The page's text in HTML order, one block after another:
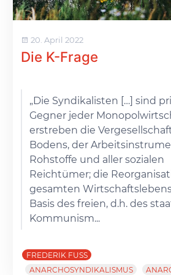
20. April 2022
Die K-Frage
„Die Syndikalisten […] sind
Gegner jeder
erstreben die
Bodens, der
Rohstoffe und aller sozialen
Reichtümer; die
gesamten
Basis des freien, d.h. des
Kommunism...
FREDERIK FUSS
ANARCHOSYNDIKALISMUS